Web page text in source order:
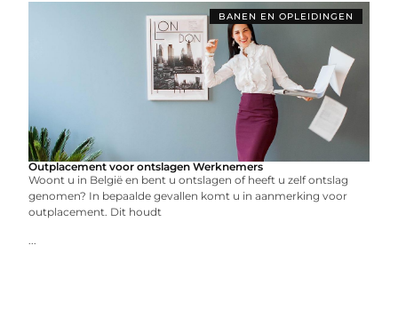
BANEN EN OPLEIDINGEN
Outplacement voor ontslagen Werknemers
Woont u in België en bent u ontslagen of heeft u zelf ontslag
genomen? In bepaalde gevallen komt u in aanmerking voor
outplacement. Dit houdt
...